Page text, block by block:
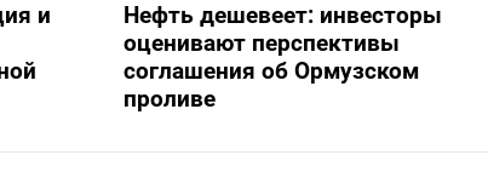
и
Нефть дешевеет: инвесторы
оценивают перспективы
соглашения об Ормузском
проливе